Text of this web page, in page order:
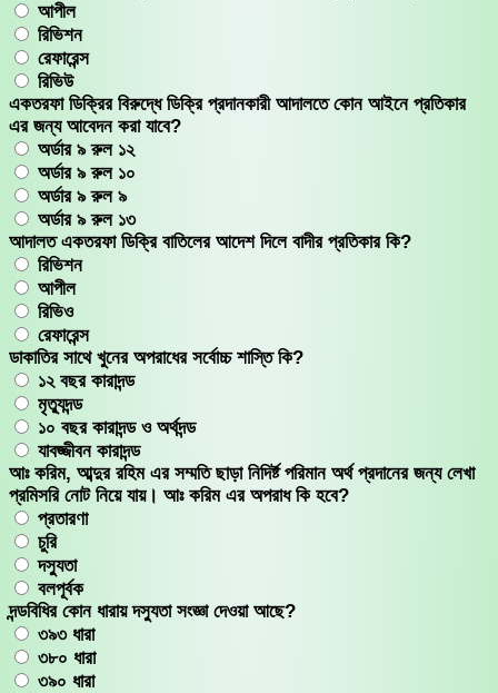
আপীল
রিভিশন
রেফারেন্স
রিভিউ
একতরফা ডিক্রির বিরুদ্ধে ডিক্রি প্রদানকারী আদালতে কোন আইনে প্রতিকার
এর জন্য আবেদন করা যাবে?
অর্ডার ৯ রুল ১২
অর্ডার ৯ রুল ১০
অর্ডার ৯ রুল ৯
অর্ডার ৯ রুল ১৩
আদালত একতরফা ডিক্রি বাতিলের আদেশ দিলে বাদীর প্রতিকার কি?
রিভিশন
আপীল
রিভিও
রেফারেন্স
ডাকাতির সাথে খুনের অপরাধের সর্বোচ্চ শাস্তি কি?
১২ বছর কারাদন্ড
মৃত্যুদন্ড
১০ বছর কারাদন্ড ও অর্থদন্ড
যাবজ্জীবন কারাদন্ড
আঃ করিম, আব্দুর রহিম এর সম্মতি ছাড়া নিদির্ষ্ট পরিমান অর্থ প্রদানের জন্য লেখা
প্রমিসরি নোট নিয়ে যায়। আঃ করিম এর অপরাধ কি হবে?
প্রতারণা
চুরি
দস্যুতা
বলপূর্বক
দন্ডবিধির কোন ধারায় দস্যুতা সংজ্ঞা দেওয়া আছে?
৩৯৩ ধারা
৩৮০ ধারা
৩৯০ ধারা